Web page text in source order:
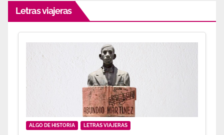
Letras viajeras
ALGO DE HISTORIA LETRAS VIAJERAS